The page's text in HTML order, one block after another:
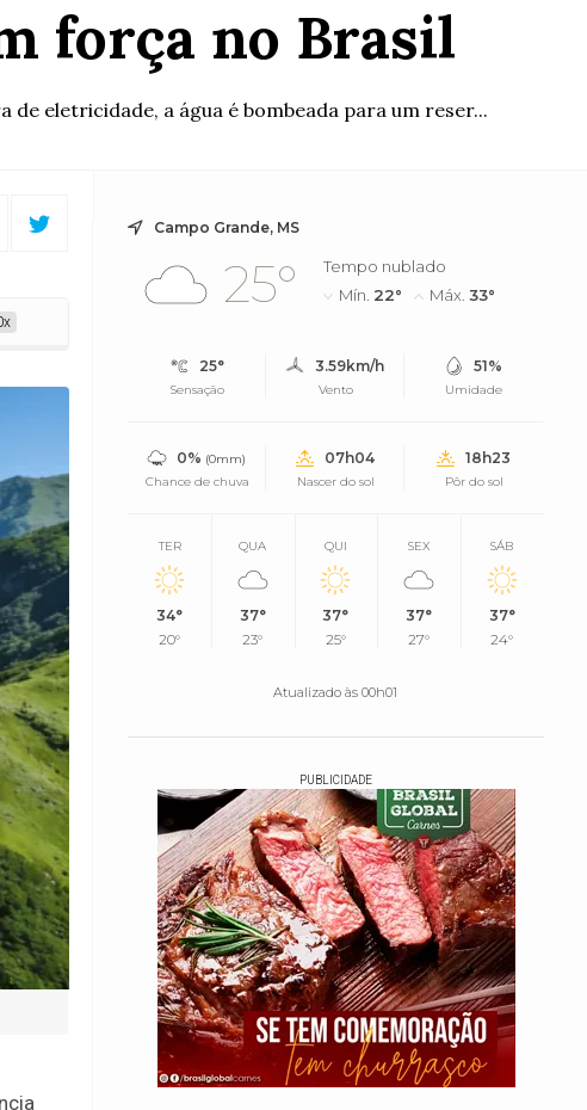
força no Brasil
eletricidade, a água é bombeada para um reser...
Campo Grande, MS
25°
Tempo nublado
Mín. 22° Máx.33°
25°
Sensação
3.59km/h
Vento
51%
Umidade
0% (0mm)
Chance de chuva
07h04
Nascer do sol
18h23
Pôr do sol
TER
34°
20°
QUA
37°
23°
QUI
37°
25°
SEX
37°
27°
SÁB
37°
24°
Atualizado às 00h01
PUBLICIDADE